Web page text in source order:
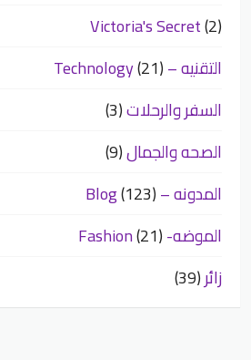
Victoria's Secret(2)
التقنيه – Technology(21)
السفر والرحلات(3)
الصحه والجمال(9)
المدونه – Blog(123)
الموضه- Fashion(21)
زائر(39)